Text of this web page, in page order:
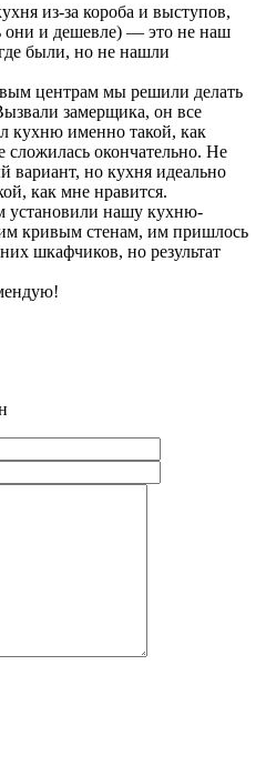
из-за короба и выступов,
они и дешевле) — это не наш
были, но не нашли
центрам мы решили делать
замерщика, он все
кухню именно такой, как
сложилась окончательно. Не
вариант, но кухня идеально
как мне нравится.
установили нашу кухню-
кривым стенам, им пришлось
шкафчиков, но результат